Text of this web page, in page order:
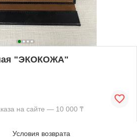
"ЭКОКОЖА"
на сайте — 10 000 ₸
Условия возврата